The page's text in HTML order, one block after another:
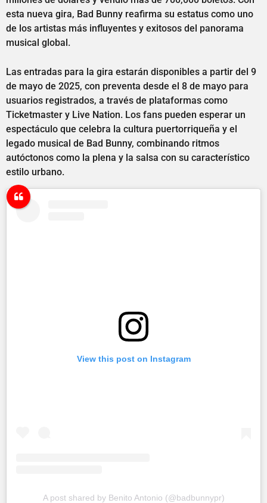
esta nueva gira, Bad Bunny reafirma su estatus como uno
de los artistas más influyentes y exitosos del panorama
musical global.
Las entradas para la gira estarán disponibles a partir del 9
de mayo de 2025, con preventa desde el 8 de mayo para
usuarios registrados, a través de plataformas como
Ticketmaster y Live Nation. Los fans pueden esperar un
espectáculo que celebra la cultura puertorriqueña y el
legado musical de Bad Bunny, combinando ritmos
autóctonos como la plena y la salsa con su característico
estilo urbano.
View this post on Instagram
A post shared by Benito Antonio (@badbunnypr)